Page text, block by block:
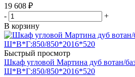
19 608 ₽
-
+
В корзину
Быстрый просмотр
Шкаф угловой Мартина дуб вотан/
Ш*В*Г:850/850*2016*520